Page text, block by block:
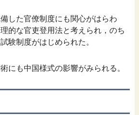
した官僚制度にも関心がはらわ
的な官吏登用法と考えられ，のち
験制度がはじめられた。
にも中国様式の影響がみられる。